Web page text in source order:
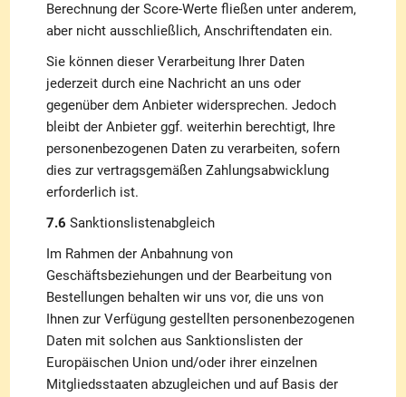
Berechnung der Score-Werte fließen unter anderem,
aber nicht ausschließlich, Anschriftendaten ein.
Sie können dieser Verarbeitung Ihrer Daten
jederzeit durch eine Nachricht an uns oder
gegenüber dem Anbieter widersprechen. Jedoch
bleibt der Anbieter ggf. weiterhin berechtigt, Ihre
personenbezogenen Daten zu verarbeiten, sofern
dies zur vertragsgemäßen Zahlungsabwicklung
erforderlich ist.
7.6 Sanktionslistenabgleich
Im Rahmen der Anbahnung von
Geschäftsbeziehungen und der Bearbeitung von
Bestellungen behalten wir uns vor, die uns von
Ihnen zur Verfügung gestellten personenbezogenen
Daten mit solchen aus Sanktionslisten der
Europäischen Union und/oder ihrer einzelnen
Mitgliedsstaaten abzugleichen und auf Basis der